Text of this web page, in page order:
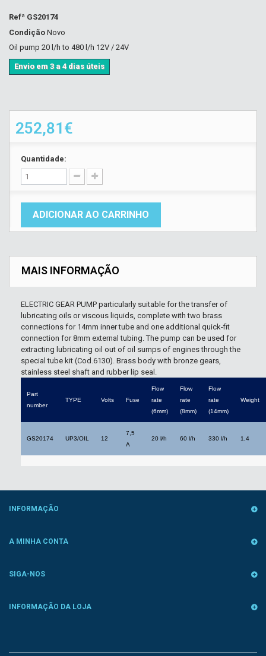
Refª GS20174
Condição Novo
Oil pump 20 l/h to 480 l/h 12V / 24V
Envio em 3 a 4 dias úteis
252,81€
Quantidade:
ADICIONAR AO CARRINHO
MAIS INFORMAÇÃO
ELECTRIC GEAR PUMP particularly suitable for the transfer of
lubricating oils or viscous liquids, complete with two brass
connections for 14mm inner tube and one additional quick-fit
connection for 8mm external tubing. The pump can be used for
extracting lubricating oil out of oil sumps of engines through the
special tube kit (Cod.6130). Brass body with bronze gears,
stainless steel shaft and rubber lip seal.
Part
number
TYPE Volts Fuse
Flow
rate
(6mm)
Flow
rate
(8mm)
Flow
rate
(14mm)
Weight
GS20174 UP3/OIL 12
7,5
A
20 l/h 60 l/h 330 l/h 1,4
INFORMAÇÃO
A MINHA CONTA
SIGA-NOS
INFORMAÇÃO DA LOJA